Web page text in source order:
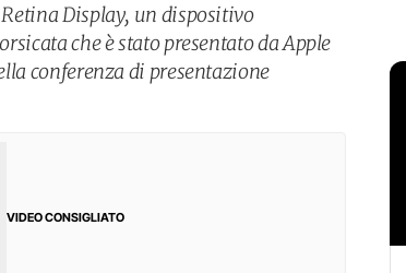
Display, un dispositivo
che è stato presentato da Apple
conferenza di presentazione
VIDEO CONSIGLIATO